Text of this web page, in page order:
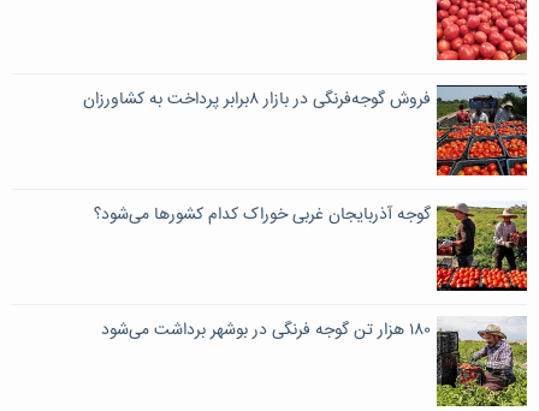
فروش گوجه‌فرنگی در بازار ۸برابر پرداخت به کشاورزان
گوجه آذربایجان غربی خوراک کدام کشورها می‌شود؟
۱۸۰ هزار تن گوجه فرنگی در بوشهر برداشت می‌شود